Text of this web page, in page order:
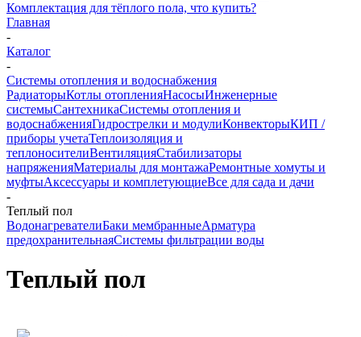
Комплектация для тёплого пола, что купить?
Главная
-
Каталог
-
Системы отопления и водоснабжения
РадиаторыКотлы отопленияНасосыИнженерные
системыСантехникаСистемы отопления и
водоснабженияГидрострелки и модулиКонвекторыКИП /
приборы учетаТеплоизоляция и
теплоносителиВентиляцияСтабилизаторы
напряженияМатериалы для монтажаРемонтные хомуты и
муфтыАксессуары и комплетующиеВсе для сада и дачи
-
Теплый пол
ВодонагревателиБаки мембранныеАрматура
предохранительнаяСистемы фильтрации воды
Теплый пол